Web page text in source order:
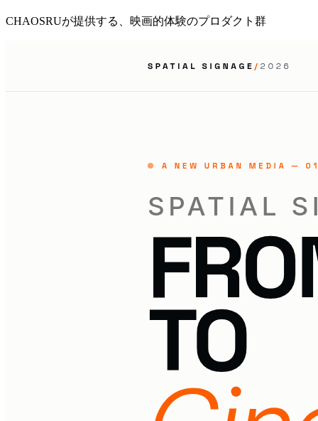
CHAOSRUが提供する、映画的体験のプロダクト群